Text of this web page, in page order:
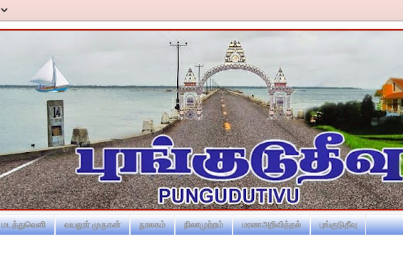
மடத்துவெளி வயலூர் முருகன் நூலகம் நிலாமுற்றம் மரணஅறிவித்தல் புங்குடுதீவு